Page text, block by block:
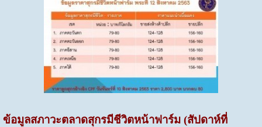
ข้อมูลสภาวะตลาดสุกรมีชีวิตหน้าฟาร์ม (สัปดาห์ที่